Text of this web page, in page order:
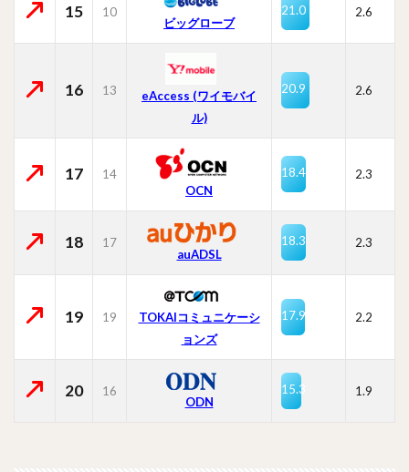
15 10
ビッグローブ
21.0 2.6
16 13
eAccess (ワイモバイ
ル)
20.9 2.6
17
14
OCN
18.4 2.3
18
17
auADSL
18.3 2.3
19 19
TOKAIコミュニケーシ
ョンズ
17.9 2.2
20 16
ODN
15.3 1.9